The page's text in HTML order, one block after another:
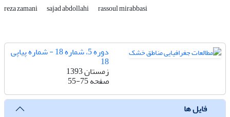
reza zamani sajad abdollahi rassoul mirabbasi
دوره 5، شماره 18 - شماره پیاپی
18
زمستان 1393
صفحه55-75
فایل ها